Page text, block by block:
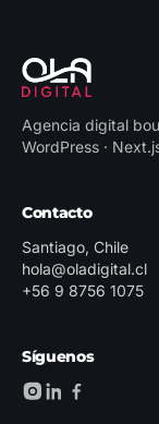
Agencia digital
WordPress ·
Contacto
Santiago, Chile
hola@oladigital.cl
+56 9 8756 1075
Síguenos